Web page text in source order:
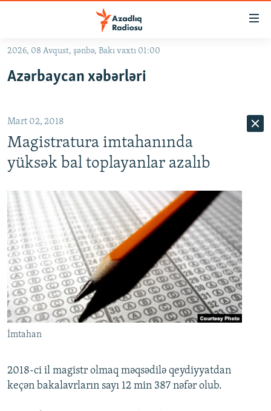
Əsas
qayıt
qayıt
Axtarışa
FƏRQƏ BAX
QANUNI DOĞRU
ARAŞDIRMA
MULTIMEDIA
VIDEO
FOTOQALEREYA
İNFOQRAFIKA
KARIKATURA
RADIO ARXIV
OXU ZALI
AZƏRBAYCAN ƏDƏBIYYATI KITABXANASI
İSLAM VƏ DEMOKRATIYA
HAQQIMIZDA
MISSIYAMIZ
PEŞƏ ETIKASI VƏ JURNALISTIKA STANDARTLARIMIZ
BIZIMLƏ ƏLAQƏ
XƏBƏR BÜLLETENLƏRIMIZ
BIZI IZLƏ
2026, 08 Avqust, şənbə, Bakı vaxtı 01:00
Azərbaycan xəbərləri
Mart 02, 2018
Magistratura imtahanında
yüksək bal toplayanlar azalıb
İmtahan
2018-ci il magistr olmaq məqsədilə qeydiyyatdan
keçən bakalavrların sayı 12 min 387 nəfər olub.